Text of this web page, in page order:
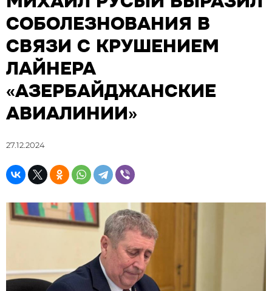
СОБОЛЕЗНОВАНИЯ В
СВЯЗИ С КРУШЕНИЕМ
ЛАЙНЕРА
«АЗЕРБАЙДЖАНСКИЕ
АВИАЛИНИИ»
27.12.2024